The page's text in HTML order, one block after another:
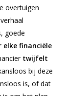
overtuigen
goede
elke financiële
twijfelt
bij deze
is, of dat